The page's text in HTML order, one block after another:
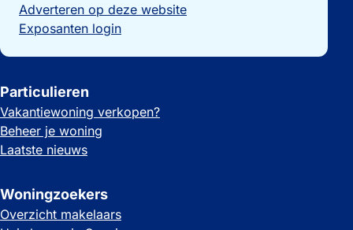
Adverteren op deze website
Exposanten login
Particulieren
Vakantiewoning verkopen?
Beheer je woning
Laatste nieuws
Woningzoekers
Overzicht makelaars